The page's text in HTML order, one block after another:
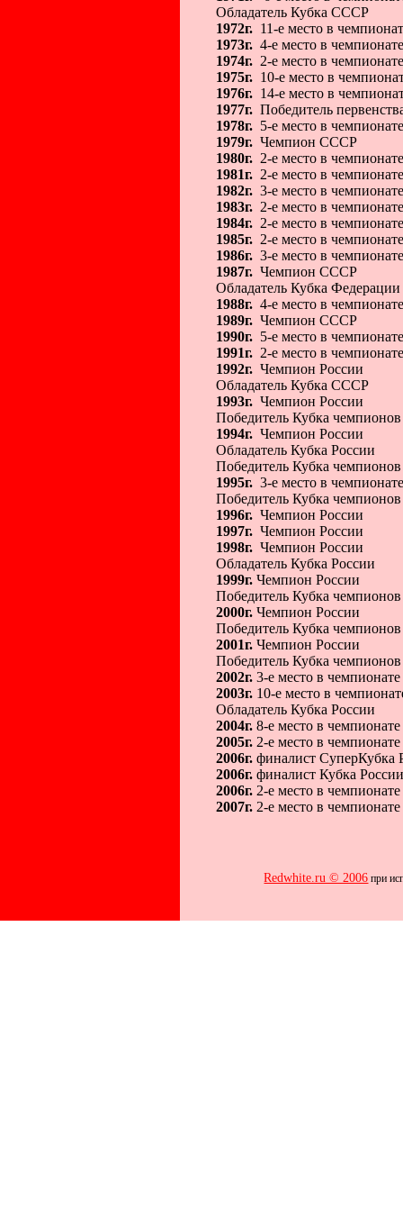
Обладатель Кубка СССР
1972г. 11-е место в
1973г. 4-е место в
1974г. 2-е место в
1975г. 10-е место в
1976г. 14-е место в
1977г. Победитель
1978г. 5-е место в
1979г. Чемпион СССР
1980г. 2-е место в
1981г. 2-е место в
1982г. 3-е место в
1983г. 2-е место в
1984г. 2-е место в
1985г. 2-е место в
1986г. 3-е место в
1987г. Чемпион СССР
Обладатель Кубка Федерации
1988г. 4-е место в
1989г. Чемпион СССР
1990г. 5-е место в
1991г. 2-е место в
1992г. Чемпион России
Обладатель Кубка СССР
1993г. Чемпион России
Победитель Кубка
1994г. Чемпион России
Обладатель Кубка России
Победитель Кубка
1995г. 3-е место в
Победитель Кубка
1996г. Чемпион России
1997г. Чемпион России
1998г. Чемпион России
Обладатель Кубка России
1999г. Чемпион России
Победитель Кубка
2000г. Чемпион России
Победитель Кубка
2001г. Чемпион России
Победитель Кубка
2002г. 3-е место в
2003г. 10-e место в
Обладатель Кубка России
2004г. 8-e место в
2005г. 2-e место в
2006г. финалист СуперКубка
2006г. финалист Кубка России
2006г. 2-e место в
2007г. 2-e место в
Redwhite.ru © 2006 при